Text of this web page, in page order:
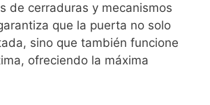
de cerraduras y mecanismos
que la puerta no solo
sino que también funcione
ofreciendo la máxima